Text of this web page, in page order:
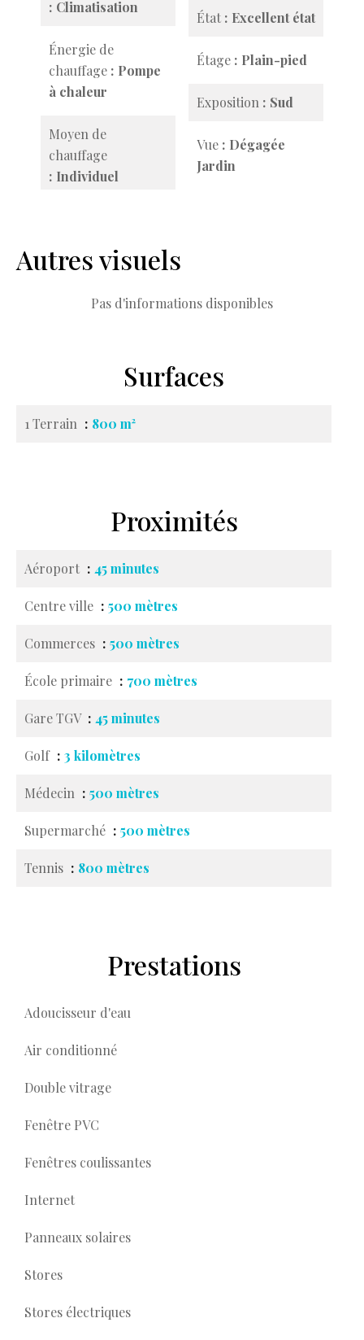
Climatisation
Énergie de
chauffage
Pompe
à chaleur
Moyen de
chauffage
Individuel
État Excellent état
Étage Plain-pied
Exposition Sud
Vue
Dégagée
Jardin
Autres visuels
Pas d'informations disponibles
Surfaces
1 Terrain 800 m²
Proximités
Aéroport 45 minutes
Centre ville 500 mètres
Commerces 500 mètres
École primaire 700 mètres
Gare TGV 45 minutes
Golf 3 kilomètres
Médecin 500 mètres
Supermarché 500 mètres
Tennis 800 mètres
Prestations
Adoucisseur d'eau
Air conditionné
Double vitrage
Fenêtre PVC
Fenêtres coulissantes
Internet
Panneaux solaires
Stores
Stores électriques